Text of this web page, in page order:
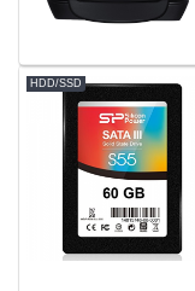
HDD/SSD